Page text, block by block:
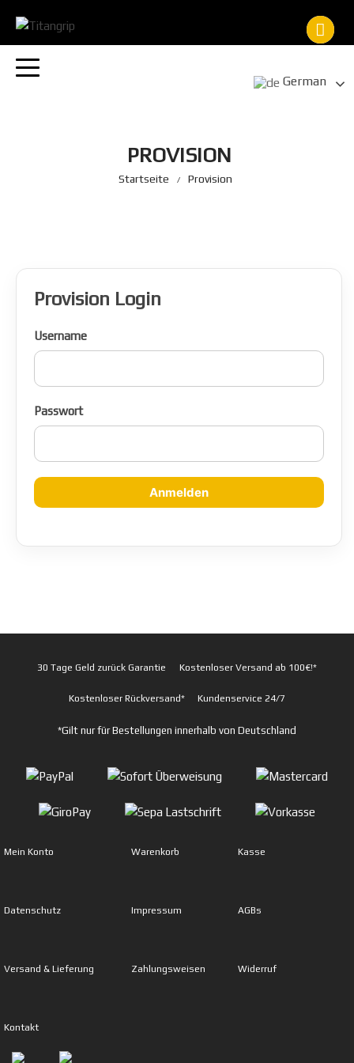
Inhalt
springen
German
PROVISION
Startseite Provision
Provision Login
Username
Passwort
Anmelden
30 Tage Geld zurück Garantie Kostenloser Versand ab 100€!*
Kostenloser Rückversand* Kundenservice 24/7
*Gilt nur für Bestellungen innerhalb von Deutschland
Mein Konto Warenkorb Kasse
Datenschutz Impressum AGBs
Versand & Lieferung Zahlungsweisen Widerruf
Kontakt